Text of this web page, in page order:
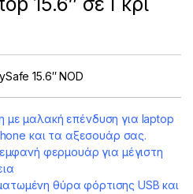
15.6″ NOD
με μαλακή επένδυση για laptop
και τα αξεσουάρ σας.
φερμουάρ για μέγιστη
θύρα φόρτισης USB και